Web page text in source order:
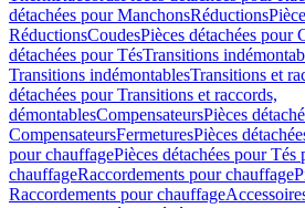
détachées pour ManchonsRéductions
RéductionsCoudesPièces détachées pour
détachées pour TésTransitions
Transitions indémontablesTransitions et
détachées pour Transitions et raccords,
démontablesCompensateursPièces
CompensateursFermeturesPièces
pour chauffagePièces détachées pour Tés
chauffageRaccordements pour chauffage
Raccordements pour chauffage